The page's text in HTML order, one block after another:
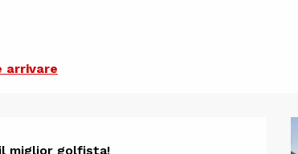
arrivare
miglior golfista!